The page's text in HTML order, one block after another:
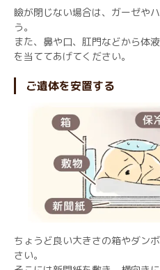
瞼が閉じない場合は、ガーゼや
う。
また、鼻や口、肛門などから体
を当ててあげてください。
ご遺体を安置する
ちょうど良い大きさの箱やダン
さい。